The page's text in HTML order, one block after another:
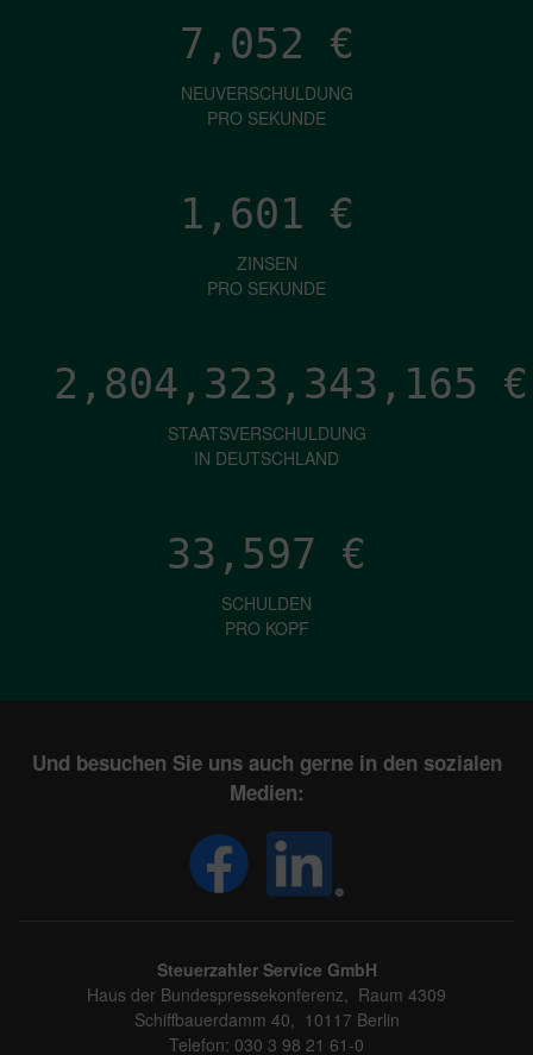
7,052 €
NEUVERSCHULDUNG
PRO SEKUNDE
1,601 €
ZINSEN
PRO SEKUNDE
2,804,323,345,281 €
STAATSVERSCHULDUNG
IN DEUTSCHLAND
33,597 €
SCHULDEN
PRO KOPF
Und besuchen Sie uns auch gerne in den sozialen
Medien:
Steuerzahler Service GmbH
Haus der Bundespressekonferenz, Raum 4309
Schiffbauerdamm 40, 10117 Berlin
Telefon: 030 3 98 21 61-0